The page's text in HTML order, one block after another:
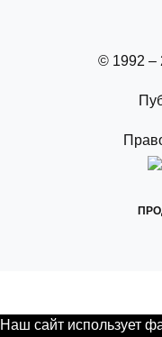
© 1992 –
Наш сайт использует